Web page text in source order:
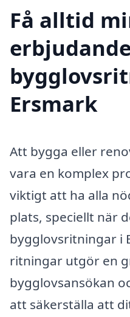
Få alltid
Ersmark
Att bygga eller
vara en komplex
viktigt att ha alla
plats, speciellt när
bygglovsritningar i
ritningar utgör en
bygglovsansökan
att säkerställa att